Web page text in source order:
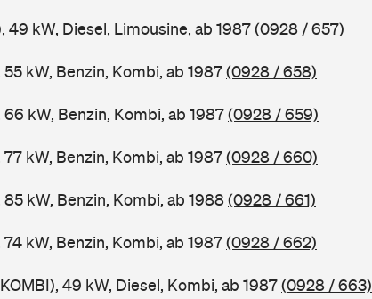
49 kW, Diesel, Limousine, ab 1987(0928 / 657)
kW, Benzin, Kombi, ab 1987(0928 / 658)
kW, Benzin, Kombi, ab 1987(0928 / 659)
kW, Benzin, Kombi, ab 1987(0928 / 660)
kW, Benzin, Kombi, ab 1988(0928 / 661)
kW, Benzin, Kombi, ab 1987(0928 / 662)
49 kW, Diesel, Kombi, ab 1987(0928 / 663)